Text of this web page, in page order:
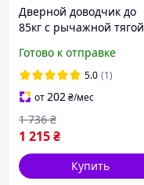
Дверной доводчик до
85кг с рычажной тягой
Доводчик на входную
дверь / Доводчик
дверной
Готово к отправке
5.0 (1)
от202₴/мес
1 215₴
1 736 ₴
Купить